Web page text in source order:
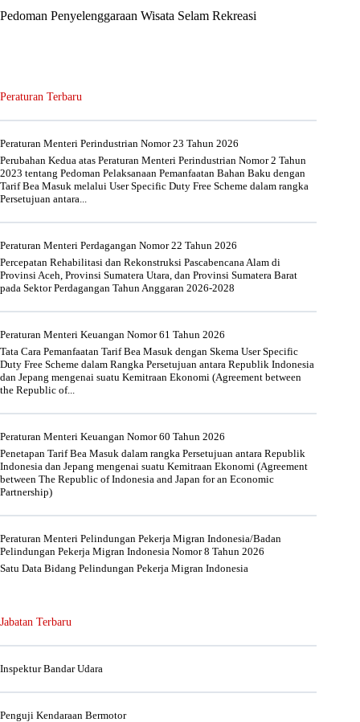
Pedoman Penyelenggaraan Wisata Selam Rekreasi
Peraturan Terbaru
Peraturan Menteri Perindustrian Nomor 23 Tahun 2026
Perubahan Kedua atas Peraturan Menteri Perindustrian Nomor 2 Tahun
2023 tentang Pedoman Pelaksanaan Pemanfaatan Bahan Baku dengan
Tarif Bea Masuk melalui User Specific Duty Free Scheme dalam rangka
Persetujuan antara...
Peraturan Menteri Perdagangan Nomor 22 Tahun 2026
Percepatan Rehabilitasi dan Rekonstruksi Pascabencana Alam di
Provinsi Aceh, Provinsi Sumatera Utara, dan Provinsi Sumatera Barat
pada Sektor Perdagangan Tahun Anggaran 2026-2028
Peraturan Menteri Keuangan Nomor 61 Tahun 2026
Tata Cara Pemanfaatan Tarif Bea Masuk dengan Skema User Specific
Duty Free Scheme dalam Rangka Persetujuan antara Republik Indonesia
dan Jepang mengenai suatu Kemitraan Ekonomi (Agreement between
the Republic of...
Peraturan Menteri Keuangan Nomor 60 Tahun 2026
Penetapan Tarif Bea Masuk dalam rangka Persetujuan antara Republik
Indonesia dan Jepang mengenai suatu Kemitraan Ekonomi (Agreement
between The Republic of Indonesia and Japan for an Economic
Partnership)
Peraturan Menteri Pelindungan Pekerja Migran Indonesia/Badan
Pelindungan Pekerja Migran Indonesia Nomor 8 Tahun 2026
Satu Data Bidang Pelindungan Pekerja Migran Indonesia
Jabatan Terbaru
Inspektur Bandar Udara
Penguji Kendaraan Bermotor